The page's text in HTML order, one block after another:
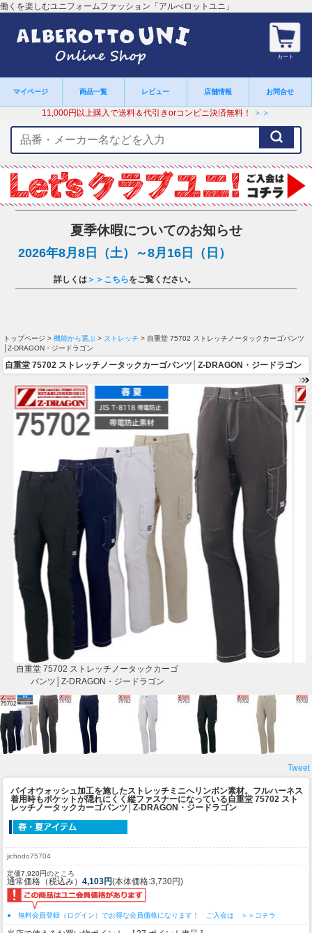
働くを楽しむユニフォームファッション「アルべロットユニ」
カート
マイページ 商品一覧 レビュー 店舗情報 お問合せ
11,000円以上購入で送料＆代引きorコンビニ決済無料！ ＞＞
ー
ワ
ー
ド
夏季休暇についてのお知らせ
2026年8月8日（土）～8月16日（日）
詳しくは ＞＞こちらをご覧ください。
トップページ > 機能から選ぶ > ストレッチ > 自重堂 75702 ストレッチノータックカーゴパンツ
│Z-DRAGON・ジードラゴン
自重堂 75702 ストレッチノータックカーゴパンツ│Z-DRAGON・ジードラゴン
自重堂 75702 ストレッチノータックカーゴ
パンツ│Z-DRAGON・ジードラゴン
Tweet
バイオウォッシュ加工を施したストレッチミニへリンボン素材。フルハーネス
着用時もポケットが隠れにくく縦ファスナーになっている自重堂 75702 スト
レッチノータックカーゴパンツ│Z-DRAGON・ジードラゴン
jichodo75704
定価7,920円のところ
通常価格（税込み） 4,103円(本体価格:3,730円)
● 無料会員登録（ログイン）でお得な会員価格になります！ ご入会は ＞＞コチラ